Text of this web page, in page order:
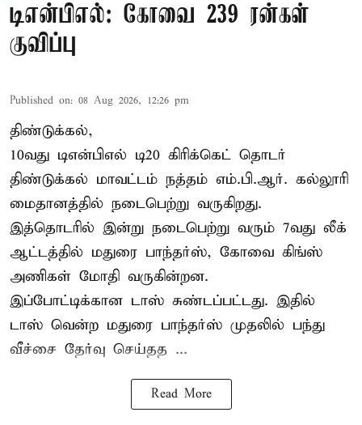
டிஎன்பிஎல்: கோவை 239 ரன்கள்
குவிப்பு
Published on: 08 Aug 2026, 12:26 pm
திண்டுக்கல்,
10வது டிஎன்பிஎல் டி20 கிரிக்கெட் தொடர்
திண்டுக்கல் மாவட்டம் நத்தம் எம்.பி.ஆர். கல்லூரி
மைதானத்தில் நடைபெற்று வருகிறது.
இத்தொடரில் இன்று நடைபெற்று வரும் 7வது லீக்
ஆட்டத்தில் மதுரை பாந்தர்ஸ், கோவை கிங்ஸ்
அணிகள் மோதி வருகின்றன.
இப்போட்டிக்கான டாஸ் சுண்டப்பட்டது. இதில்
டாஸ் வென்ற மதுரை பாந்தர்ஸ் முதலில் பந்து
வீச்சை தேர்வு செய்தத ...
Read More